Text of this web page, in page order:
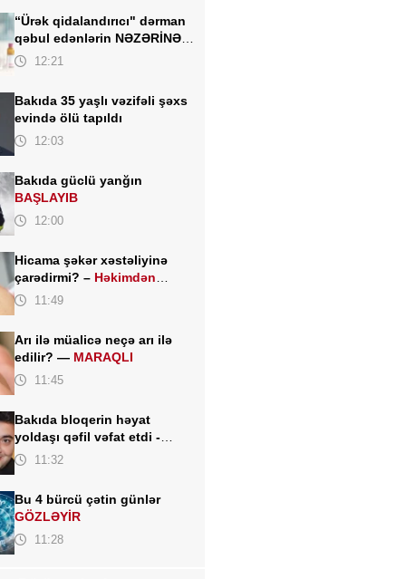
“Ürək qidalandırıcı" dərman
qəbul edənlərin NƏZƏRİNƏ -
Kardioloqdan VACİB
12:21
Bakıda 35 yaşlı vəzifəli şəxs
evində ölü tapıldı
12:03
Bakıda güclü yanğın
BAŞLAYIB
12:00
Hicama şəkər xəstəliyinə
çarədirmi? – Həkimdən
DİQQƏT ÇƏKƏN AÇIQLAMA
11:49
Arı ilə müalicə neçə arı ilə
edilir? — MARAQLI
11:45
Bakıda bloqerin həyat
yoldaşı qəfil vəfat etdi -
FOTO
11:32
Bu 4 bürcü çətin günlər
GÖZLƏYİR
11:28